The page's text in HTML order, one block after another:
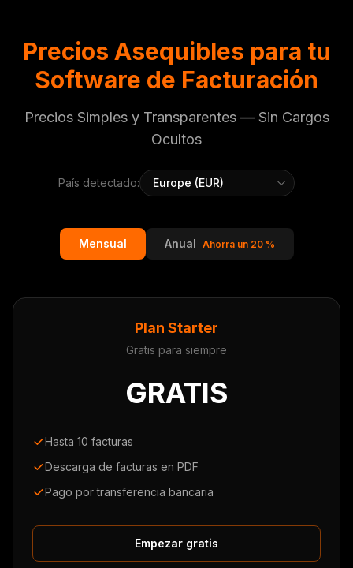
Precios Asequibles para tu
Software de Facturación
Precios Simples y Transparentes — Sin Cargos
Ocultos
País detectado:
Mensual Anual Ahorra un 20 %
Plan Starter
Gratis para siempre
GRATIS
Hasta 10 facturas
Descarga de facturas en PDF
Pago por transferencia bancaria
Empezar gratis